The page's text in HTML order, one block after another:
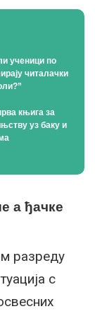
ученици по
читалачки
књига за
уз баку и
а ђачке
разреду
с